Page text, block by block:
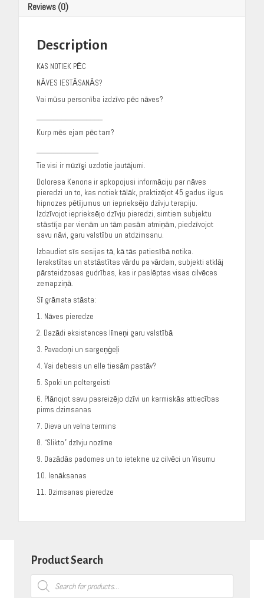
Reviews (0)
Description
KAS NOTIEK PĒC
NĀVES IESTĀSANĀS?
Vai mūsu personība izdzīvo pēc nāves?
Kurp mēs ejam pēc tam?
Tie visi ir mūzīgi uzdotie jautājumi.
Doloresa Kenona ir apkopojusi informāciju par nāves
pieredzi un to, kas notiek tālāk, praktizējot 45 gadus ilgus
hipnozes pētījumus un ieprieksējo dzīvju terapiju.
Izdzīvojot ieprieksējo dzīvju pieredzi, simtiem subjektu
stāstīja par vienām un tām pasām atmiņām, piedzīvojot
savu nāvi, garu valstību un atdzimsanu.
Izbaudiet sīs sesijas tā, kā tās patiesībā notika.
Ierakstītas un atstāstītas vārdu pa vārdam, subjekti atklāj
pārsteidzosas gudrības, kas ir paslēptas visas cilvēces
zemapziņā.
Sī grāmata stāsta:
1. Nāves pieredze
2. Dazādi eksistences līmeņi garu valstībā
3. Pavadoņi un sargeņģeļi
4. Vai debesis un elle tiesām pastāv?
5. Spoki un poltergeisti
6. Plānojot savu pasreizējo dzīvi un karmiskās attiecības
pirms dzimsanas
7. Dieva un velna termins
8. “Slikto” dzīvju nozīme
9. Dazādās padomes un to ietekme uz cilvēci un Visumu
10. Ienāksanas
11. Dzimsanas pieredze
Product Search
Products
search